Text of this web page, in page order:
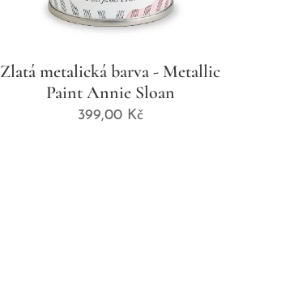
Zlatá metalická barva - Metallic
Paint Annie Sloan
399,00Kč